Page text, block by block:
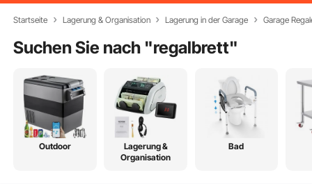
Startseite Lagerung & Organisation Lagerung in der Garage Garage
Suchen Sie nach "regalbrett"
Outdoor
Lagerung &
Organisation
Bad